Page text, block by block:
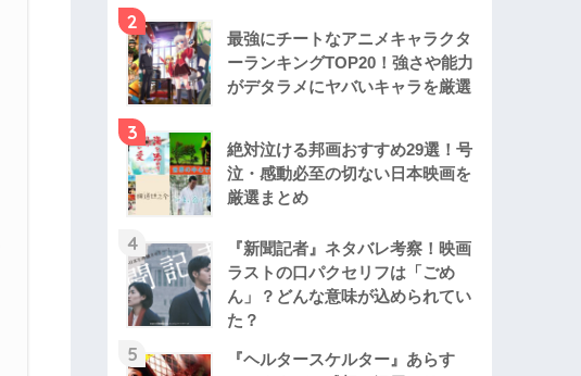
2
最強にチートなアニメキャラクタ
ーランキングTOP20！強さや能力
がデタラメにヤバいキャラを厳選
3
絶対泣ける邦画おすすめ29選！号
泣・感動必至の切ない日本映画を
厳選まとめ
4
『新聞記者』ネタバレ考察！映画
ラストの口パクセリフは「ごめ
ん」？どんな意味が込められてい
た？
5
『ヘルタースケルター』あらす